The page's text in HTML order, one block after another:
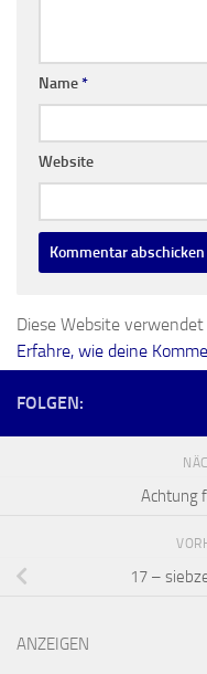
Name*
Website
Diese Website
Erfahre, wie deine
FOLGEN:
Achtung
17 –
ANZEIGEN